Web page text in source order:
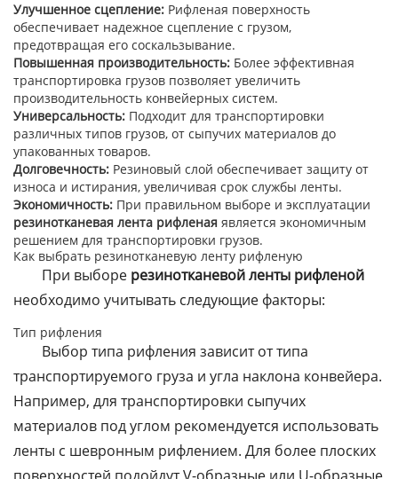
Улучшенное сцепление: Рифленая поверхность
обеспечивает надежное сцепление с грузом,
предотвращая его соскальзывание.
Повышенная производительность: Более эффективная
транспортировка грузов позволяет увеличить
производительность конвейерных систем.
Универсальность: Подходит для транспортировки
различных типов грузов, от сыпучих материалов до
упакованных товаров.
Долговечность: Резиновый слой обеспечивает защиту от
износа и истирания, увеличивая срок службы ленты.
Экономичность: При правильном выборе и эксплуатации
резинотканевая лента рифленая является экономичным
решением для транспортировки грузов.
Как выбрать резинотканевую ленту рифленую
При выборе резинотканевой ленты рифленой
необходимо учитывать следующие факторы:
Тип рифления
Выбор типа рифления зависит от типа
транспортируемого груза и угла наклона конвейера.
Например, для транспортировки сыпучих
материалов под углом рекомендуется использовать
ленты с шевронным рифлением. Для более плоских